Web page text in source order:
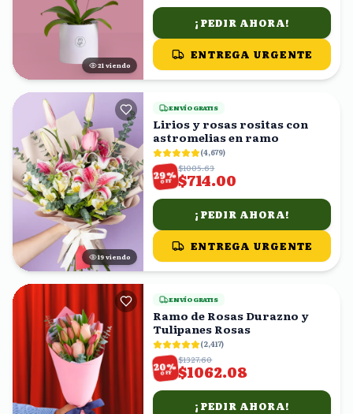
20 viendo
¡PEDIR AHORA!
ENTREGA URGENTE
18 viendo
ENVÍO GRATIS
Lirios y rosas rositas con
astromelias en ramo
(4,679)
29%
OFF
$1005.63
$714.00
¡PEDIR AHORA!
ENTREGA URGENTE
ENVÍO GRATIS
Ramo de Rosas Durazno y
Tulipanes Rosas
(2,417)
20%
OFF
$1327.60
$1062.08
¡PEDIR AHORA!